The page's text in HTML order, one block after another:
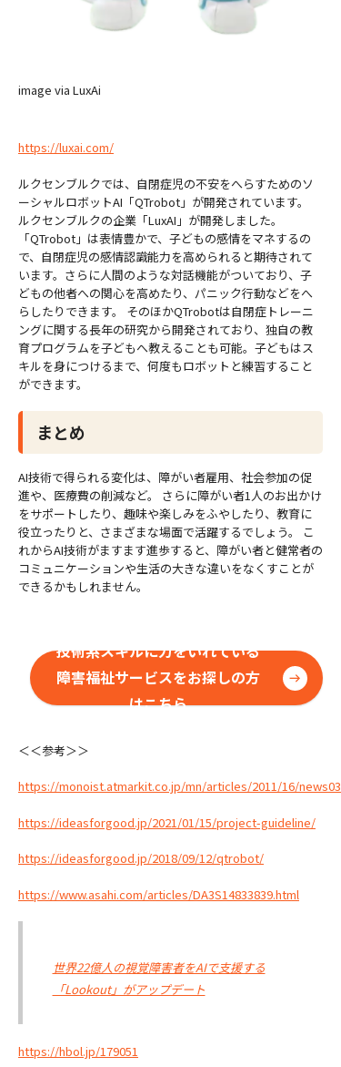
image via LuxAi
https://luxai.com/
ルクセンブルクでは、自閉症児の不安をへらすためのソ
ーシャルロボットAI「QTrobot」が開発されています。
ルクセンブルクの企業「LuxAI」が開発しました。
「QTrobot」は表情豊かで、子どもの感情をマネするの
で、自閉症児の感情認識能力を高められると期待されて
います。さらに人間のような対話機能がついており、子
どもの他者への関心を高めたり、パニック行動などをへ
らしたりできます。 そのほかQTrobotは自閉症トレーニ
ングに関する長年の研究から開発されており、独自の教
育プログラムを子どもへ教えることも可能。子どもはス
キルを身につけるまで、何度もロボットと練習すること
ができます。
まとめ
AI技術で得られる変化は、障がい者雇用、社会参加の促
進や、医療費の削減など。 さらに障がい者1人のお出かけ
をサポートしたり、趣味や楽しみをふやしたり、教育に
役立ったりと、さまざまな場面で活躍するでしょう。 こ
れからAI技術がますます進歩すると、障がい者と健常者の
コミュニケーションや生活の大きな違いをなくすことが
できるかもしれません。
技術系スキルに力をいれている
障害福祉サービスをお探しの方
はこちら
＜＜参考＞＞
https://monoist.atmarkit.co.jp/mn/articles/2011/16/
https://ideasforgood.jp/2021/01/15/project-guideline/
https://ideasforgood.jp/2018/09/12/qtrobot/
https://www.asahi.com/articles/DA3S14833839.html
世界22億人の視覚障害者をAIで支援する
「Lookout」がアップデート
https://hbol.jp/179051